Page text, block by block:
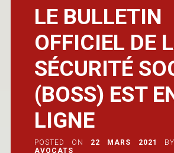
LE BULLETIN
OFFICIEL DE
SÉCURITÉ
(BOSS) EST
LIGNE
POSTED ON 22 MARS 2021 BY
AVOCATS